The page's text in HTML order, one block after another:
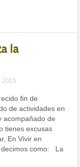
la
2015
fin de
de actividades en
acompañado de
tienes excusas
En Vivir en
decimos como: La